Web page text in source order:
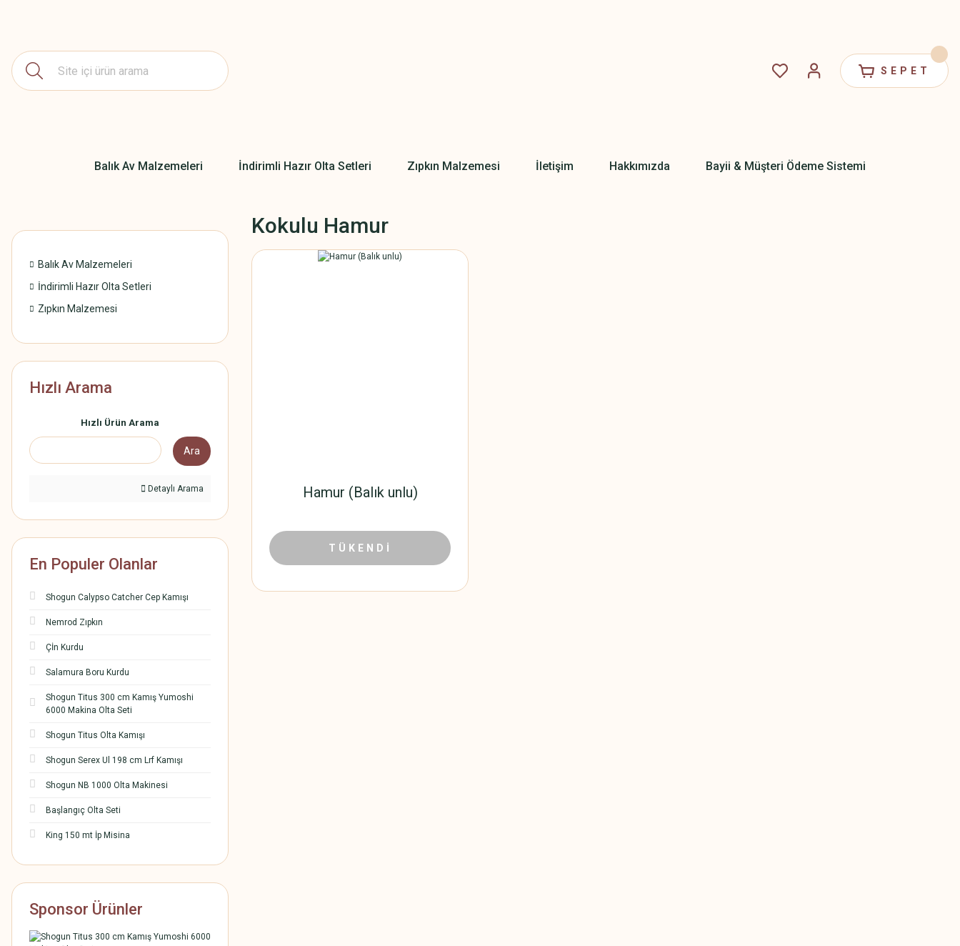
SEPET
Balık Av Malzemeleri İndirimli Hazır Olta Setleri Zıpkın Malzemesi İletişim Hakkımızda Bayii & Müşteri Ödeme Sistemi
Balık Av Malzemeleri
İndirimli Hazır Olta Setleri
Zıpkın Malzemesi
Hızlı Arama
Hızlı Ürün Arama
Ara
Detaylı Arama
En Populer Olanlar
Shogun Calypso Catcher Cep Kamışı
Nemrod Zıpkın
Çİn Kurdu
Salamura Boru Kurdu
Shogun Titus 300 cm Kamış Yumoshi
6000 Makina Olta Seti
Shogun Titus Olta Kamışı
Shogun Serex Ul 198 cm Lrf Kamışı
Shogun NB 1000 Olta Makinesi
Başlangıç Olta Seti
King 150 mt İp Misina
Sponsor Ürünler
Kokulu Hamur
Hamur (Balık unlu)
1,53 TL
TÜKENDİ